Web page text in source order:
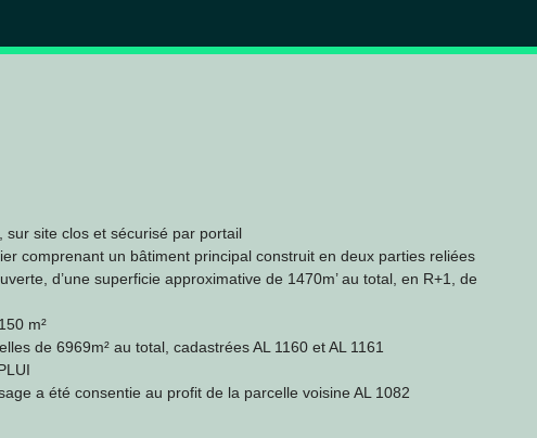
sur site clos et sécurisé par portail
comprenant un bâtiment principal construit en deux parties reliées
d’une superficie approximative de 1470m’ au total, en R+1, de
m²
de 6969m² au total, cadastrées AL 1160 et AL 1161
a été consentie au profit de la parcelle voisine AL 1082